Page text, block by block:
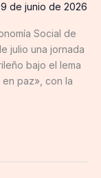
de junio de 2026
Social de
julio una jornada
bajo el lema
paz», con la